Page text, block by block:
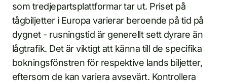
som tredjepartsplattformar tar ut. Priset på
tågbiljetter i Europa varierar beroende på tid på
dygnet - rusningstid är generellt sett dyrare än
lågtrafik. Det är viktigt att känna till de specifika
bokningsfönstren för respektive lands biljetter,
eftersom de kan variera avsevärt. Kontrollera